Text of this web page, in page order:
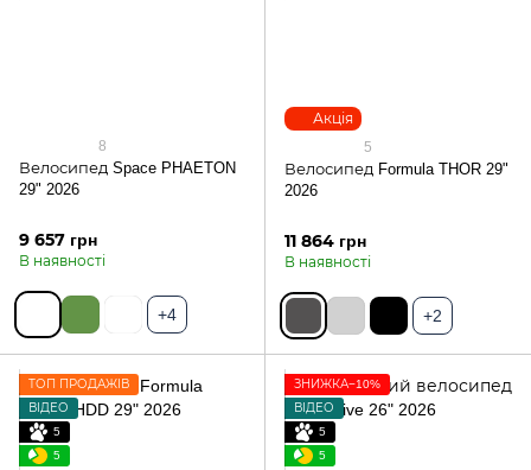
8
Велосипед Space PHAETON
29" 2026
9 657 грн
В наявності
+4
Акція
5
Велосипед Formula THOR 29"
2026
11 864 грн
В наявності
+2
ТОП ПРОДАЖІВ
ВІДЕО
5
5
ЗНИЖКА−10%
ВІДЕО
5
5